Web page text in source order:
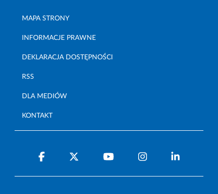
MAPA STRONY
INFORMACJE PRAWNE
DEKLARACJA DOSTĘPNOŚCI
RSS
DLA MEDIÓW
KONTAKT